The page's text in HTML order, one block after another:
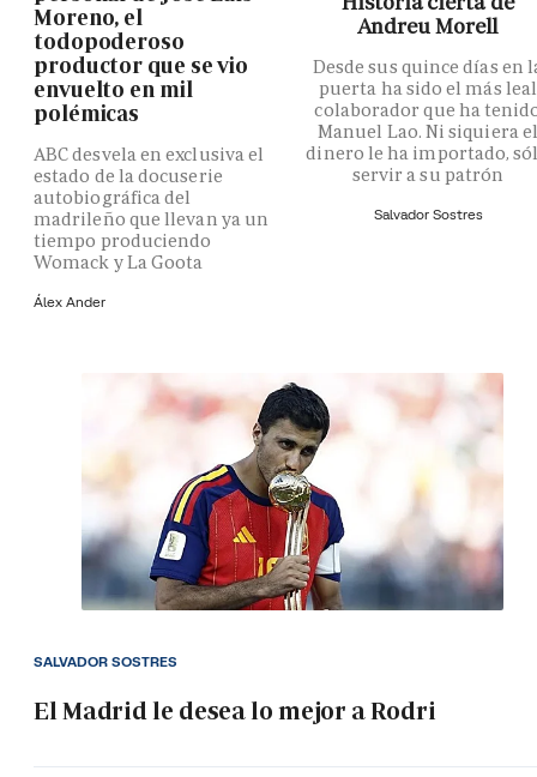
Moreno, el
todopoderoso
productor que se vio
envuelto en mil
polémicas
ABC desvela en exclusiva el
estado de la docuserie
autobiográfica del
madrileño que llevan ya un
tiempo produciendo
Womack y La Goota
Álex Ander
Andreu Morell
Desde sus quince días en
puerta ha sido el más leal
colaborador que ha
Manuel Lao. Ni siquiera
dinero le ha importado,
servir a su patrón
Salvador Sostres
El Madrid le desea lo mejor a Rodri
SALVADOR SOSTRES